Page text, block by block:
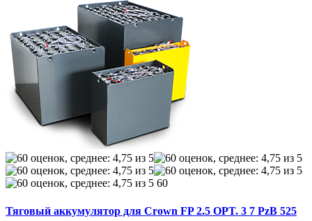
60
Тяговый аккумулятор для Crown FP 2.5 OPT. 3 7 PzB 525